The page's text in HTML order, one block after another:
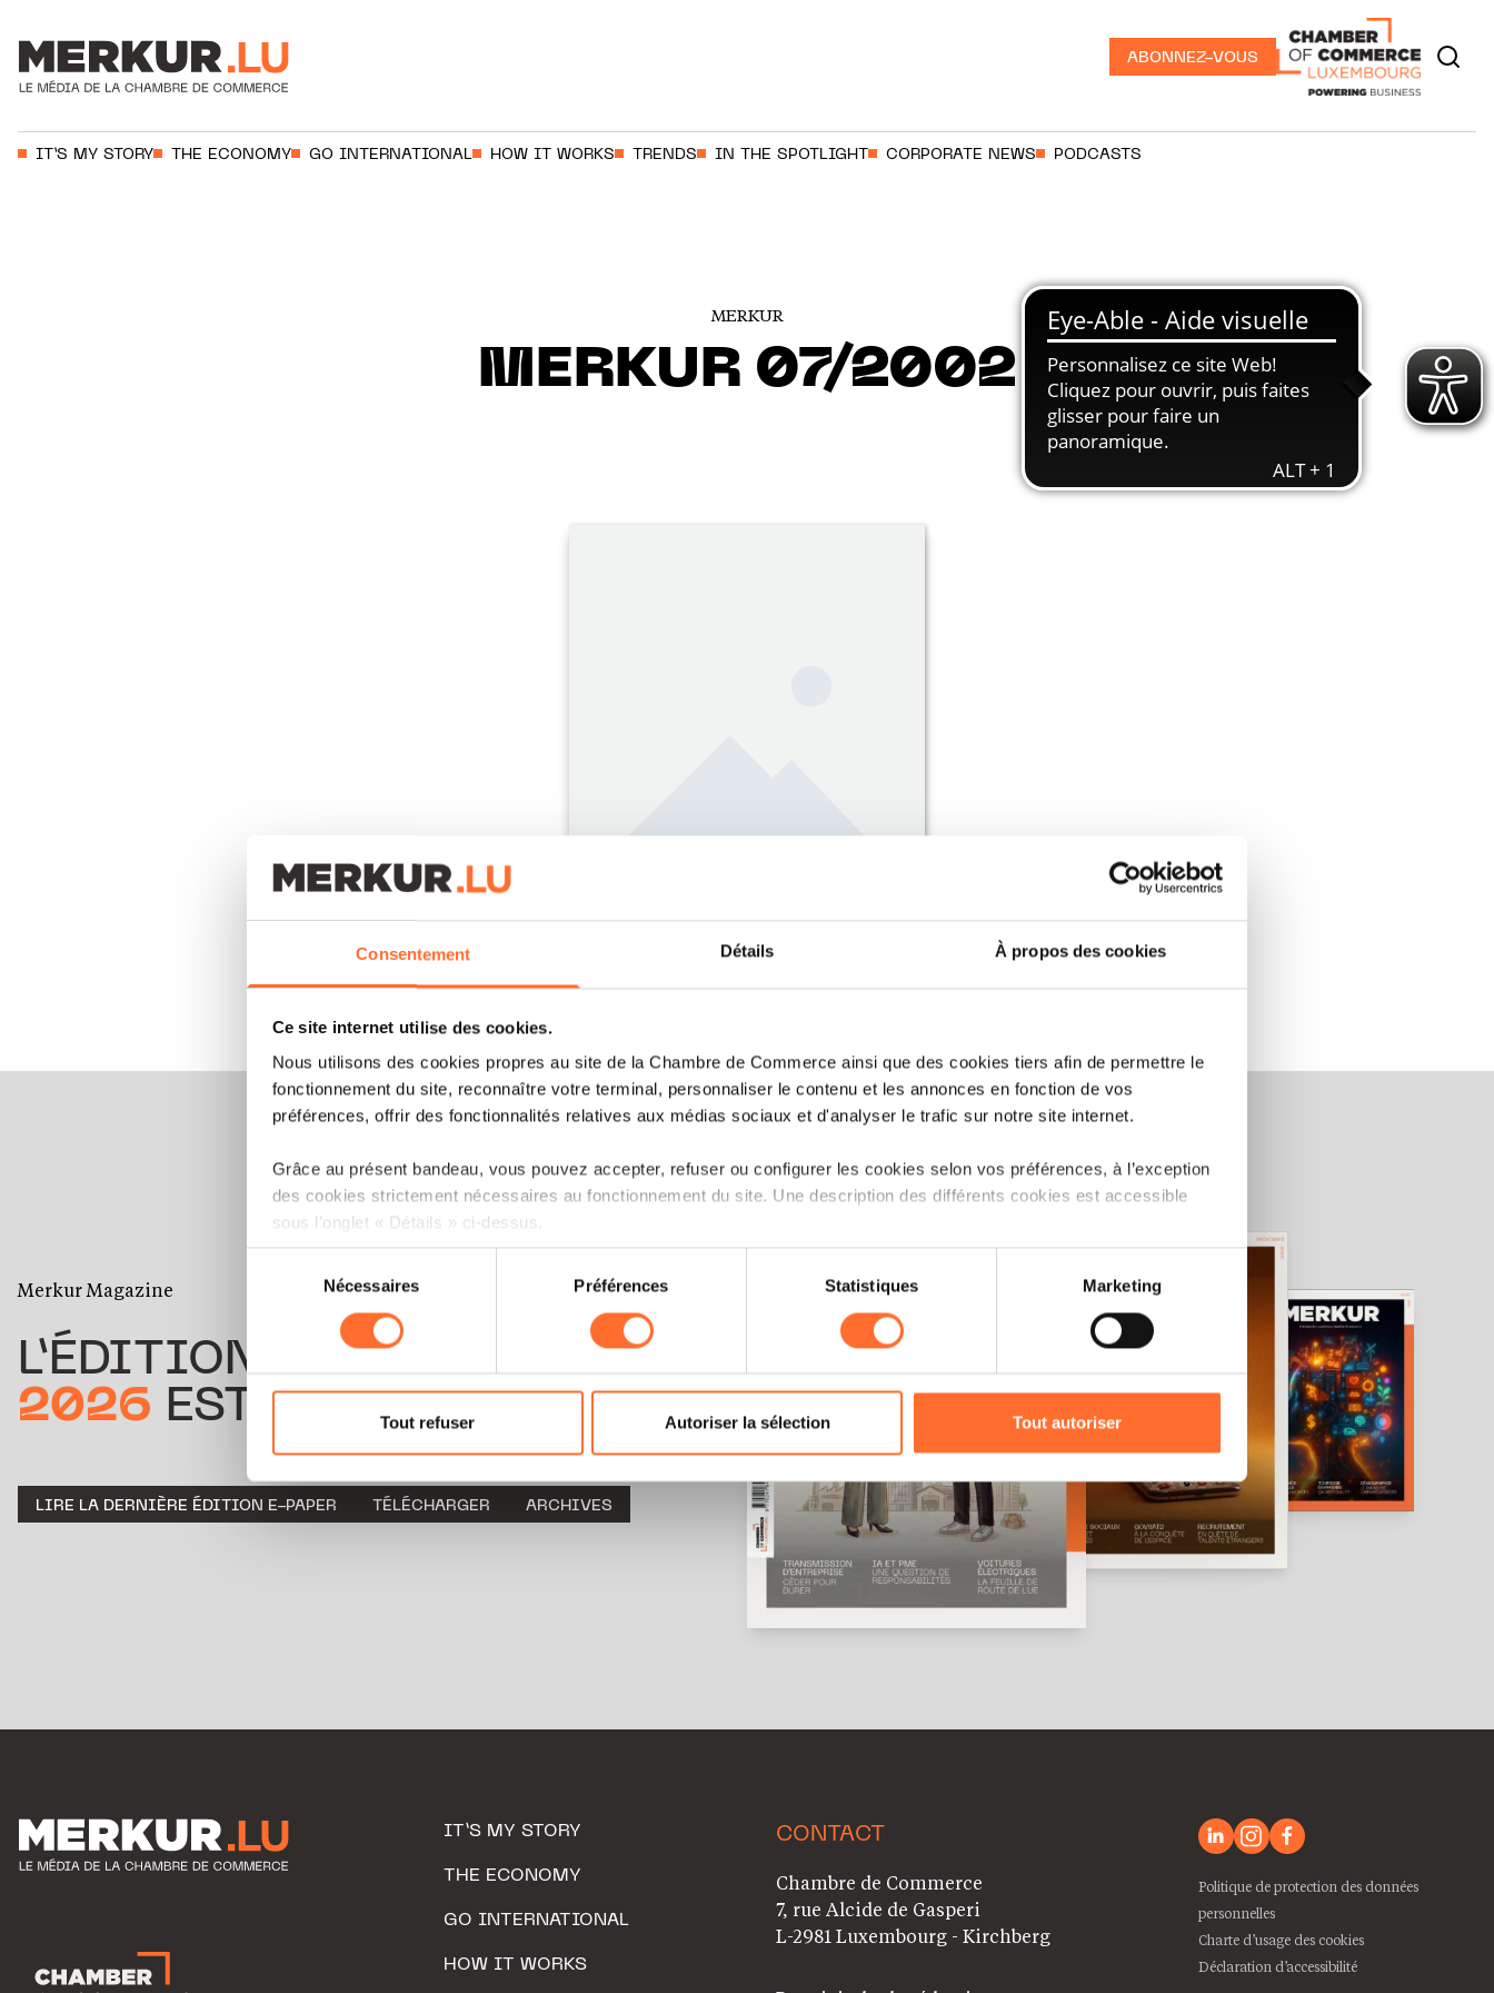
Consentement Détails À propos des cookies
Ce site internet utilise des cookies.
Nous utilisons des cookies propres au site de la Chambre de Commerce ainsi que des cookies tiers afin de permettre le
fonctionnement du site, reconnaître votre terminal, personnaliser le contenu et les annonces en fonction de vos
préférences, offrir des fonctionnalités relatives aux médias sociaux et d'analyser le trafic sur notre site internet.
Grâce au présent bandeau, vous pouvez accepter, refuser ou configurer les cookies selon vos préférences, à l’exception
des cookies strictement nécessaires au fonctionnement du site. Une description des différents cookies est accessible
sous l’onglet « Détails » ci-dessus.
Il est précisé que la navigation sur le site et certaines fonctionnalités (ex : lecture de vidéos, partage sur les réseaux
cas de refus de tous les cookies ou des cookies non nécessaires.
personnelles, vous pouvez consulter notreCharte d’usage des cookieset notrePolitique de protection des données
personnelles.
consentement
Nécessaires Préférences Statistiques Marketing
Tout refuser Autoriser la sélection Tout autoriser
ABONNEZ-VOUS
IT’S MY STORY THE ECONOMY GO INTERNATIONAL HOW IT WORKS TRENDS IN THE SPOTLIGHT CORPORATE NEWS PODCASTS
MERKUR
MERKUR 07/2002
Merkur Magazine
L’ÉDITIONÉTÉ
2026 EST DISPONIBLE !
LIRE LA DERNIÈRE ÉDITION E-PAPER TÉLÉCHARGER ARCHIVES
IT’S MY STORY
THE ECONOMY
GO INTERNATIONAL
HOW IT WORKS
CONTACT
Chambre de Commerce
7, rue Alcide de Gasperi
L-2981 Luxembourg - Kirchberg
Politique de protection des données
personnelles
Charte d’usage des cookies
Déclaration d’accessibilité